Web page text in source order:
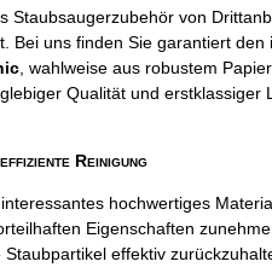
Staubsaugerzubehör von
Bei uns finden Sie garantiert den
, wahlweise aus robustem
Qualität und erstklassiger
Reinigung
hochwertiges
Eigenschaften
effektiv